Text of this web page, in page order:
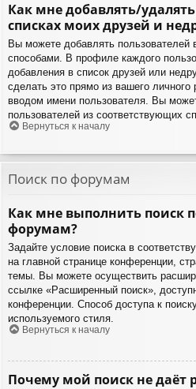
Как мне добавлять/
списках моих друзей и
Вы можете добавлять пользователей
способами. В профиле каждого
добавления в список друзей или
сделать это прямо из вашего
вводом имени пользователя. Вы
пользователей из соответствующих
Вернуться к началу
Поиск по форумам
Как мне выполнить поиск
форумам?
Задайте условие поиска в
на главной странице конференции,
темы. Вы можете осуществить
ссылке «Расширенный поиск»,
конференции. Способ доступа к
используемого стиля.
Вернуться к началу
Почему мой поиск не даёт